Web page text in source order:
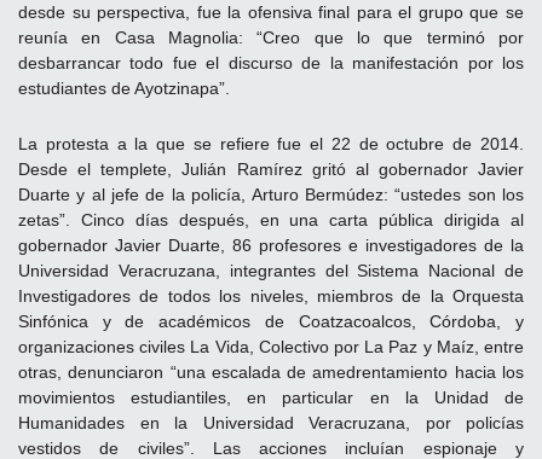
desde su perspectiva, fue la ofensiva final para el grupo que se
reunía en Casa Magnolia: “Creo que lo que terminó por
desbarrancar todo fue el discurso de la manifestación por los
estudiantes de Ayotzinapa”.
La protesta a la que se refiere fue el 22 de octubre de 2014.
Desde el templete, Julián Ramírez gritó al gobernador Javier
Duarte y al jefe de la policía, Arturo Bermúdez: “ustedes son los
zetas”. Cinco días después, en una carta pública dirigida al
gobernador Javier Duarte, 86 profesores e investigadores de la
Universidad Veracruzana, integrantes del Sistema Nacional de
Investigadores de todos los niveles, miembros de la Orquesta
Sinfónica y de académicos de Coatzacoalcos, Córdoba, y
organizaciones civiles La Vida, Colectivo por La Paz y Maíz, entre
otras, denunciaron “una escalada de amedrentamiento hacia los
movimientos estudiantiles, en particular en la Unidad de
Humanidades en la Universidad Veracruzana, por policías
vestidos de civiles”. Las acciones incluían espionaje y